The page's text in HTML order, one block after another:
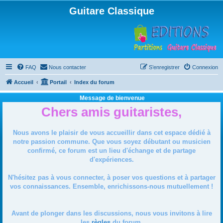
Guitare Classique
FAQ Nous contacter Connexion
S’enregistrer
Accueil Portail Index du forum
Message de bienvenue
Chers amis guitaristes,
Nous avons le plaisir de vous accueillir dans cet espace dédié à
notre passion commune. Que vous soyez débutant ou musicien
confirmé, ce forum est un lieu d'échange et de partage
d'expériences.
N'hésitez pas à vous connecter, à poser vos questions et à partager
vos connaissances. Ensemble, enrichissons-nous mutuellement !
Avant de plonger dans les discussions, nous vous invitons à lire